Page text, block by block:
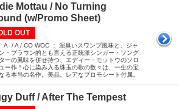
Mottau / No Turning
(w/Promo Sheet)
OUT
A- / A / CO WOC ： 泥臭いスワンプ風味と、ジャ
・ブラウン的とも言える正統派シンガー・ソング
ーの風味を併せ持つ、エディー・モットウのソロ
ー作！心に染み入る珠玉の歌の数々は、一生の宝
る本当の名作。美品。レアなプロモシート付属。
Duff / After The Tempest